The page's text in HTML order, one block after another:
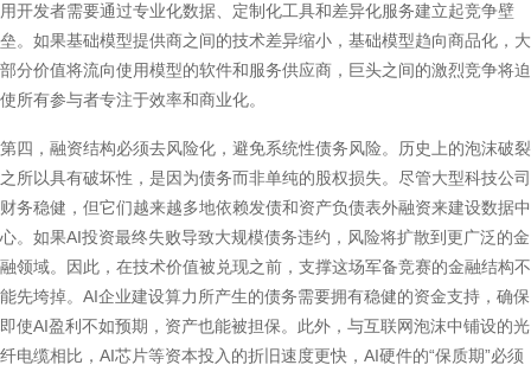
用开发者需要通过专业化数据、定制化工具和差异化服务建立起竞争壁
垒。如果基础模型提供商之间的技术差异缩小，基础模型趋向商品化，大
部分价值将流向使用模型的软件和服务供应商，巨头之间的激烈竞争将迫
使所有参与者专注于效率和商业化。
第四，融资结构必须去风险化，避免系统性债务风险。历史上的泡沫破裂
之所以具有破坏性，是因为债务而非单纯的股权损失。尽管大型科技公司
财务稳健，但它们越来越多地依赖发债和资产负债表外融资来建设数据中
心。如果AI投资最终失败导致大规模债务违约，风险将扩散到更广泛的金
融领域。因此，在技术价值被兑现之前，支撑这场军备竞赛的金融结构不
能先垮掉。AI企业建设算力所产生的债务需要拥有稳健的资金支持，确保
即使AI盈利不如预期，资产也能被担保。此外，与互联网泡沫中铺设的光
纤电缆相比，AI芯片等资本投入的折旧速度更快，AI硬件的“保质期”必须